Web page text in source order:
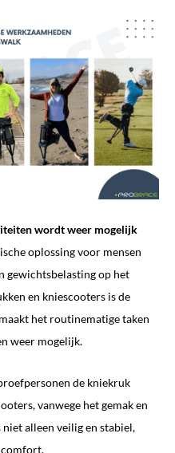
wordt weer mogelijk
oplossing voor mensen
gewichtsbelasting op het
en kniescooters is de
het routinematige taken
weer mogelijk.
de kniekruk
vanwege het gemak en
alleen veilig en stabiel,
comfort.